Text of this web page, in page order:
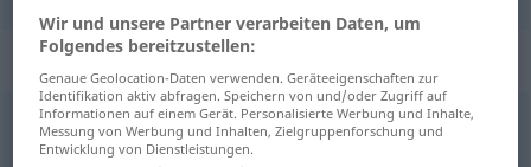
Beispielsätze für "fort"
in einem fort
Wir und unsere Partner verarbeiten Daten, um
Folgendes bereitzustellen:
Genaue Geolocation-Daten verwenden. Geräteeigenschaften zur
Identifikation aktiv abfragen. Speichern von und/oder Zugriff auf
Informationen auf einem Gerät. Personalisierte Werbung und Inhalte,
Messung von Werbung und Inhalten, Zielgruppenforschung und
Entwicklung von Dienstleistungen.